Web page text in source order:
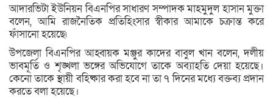
আদারভিটা ইউনিয়ন বিএনপির সাধারণ সম্পাদক মাহমুদুল হাসান মুক্তা
বলেন, আমি রাজনৈতিক প্রতিহিংসার স্বীকার আমাকে চক্রান্ত করে
ফাঁসানো হয়েছে৷
উপজেলা বিএনপির আহ্বায়ক মঞ্জুর কাদের বাবুল খান বলেন, দলীয়
ভাবমূর্তি ও শৃঙ্খলা ভঙ্গের অভিযোগে তাকে অব্যাহতি দেয়া হয়েছে।
কেনো তাকে স্থায়ী বহিষ্কার করা হবে না তা ৭ দিনের মধ্যে বক্তব্য প্রদান
করতে বলা হয়েছে।